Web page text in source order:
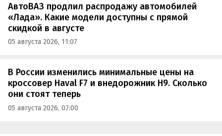
АвтоВАЗ продлил распродажу автомобилей
«Лада». Какие модели доступны с прямой
скидкой в августе
05 августа 2026, 11:07
В России изменились минимальные цены на
кроссовер Haval F7 и внедорожник H9. Сколько
они стоят теперь
05 августа 2026, 07:00